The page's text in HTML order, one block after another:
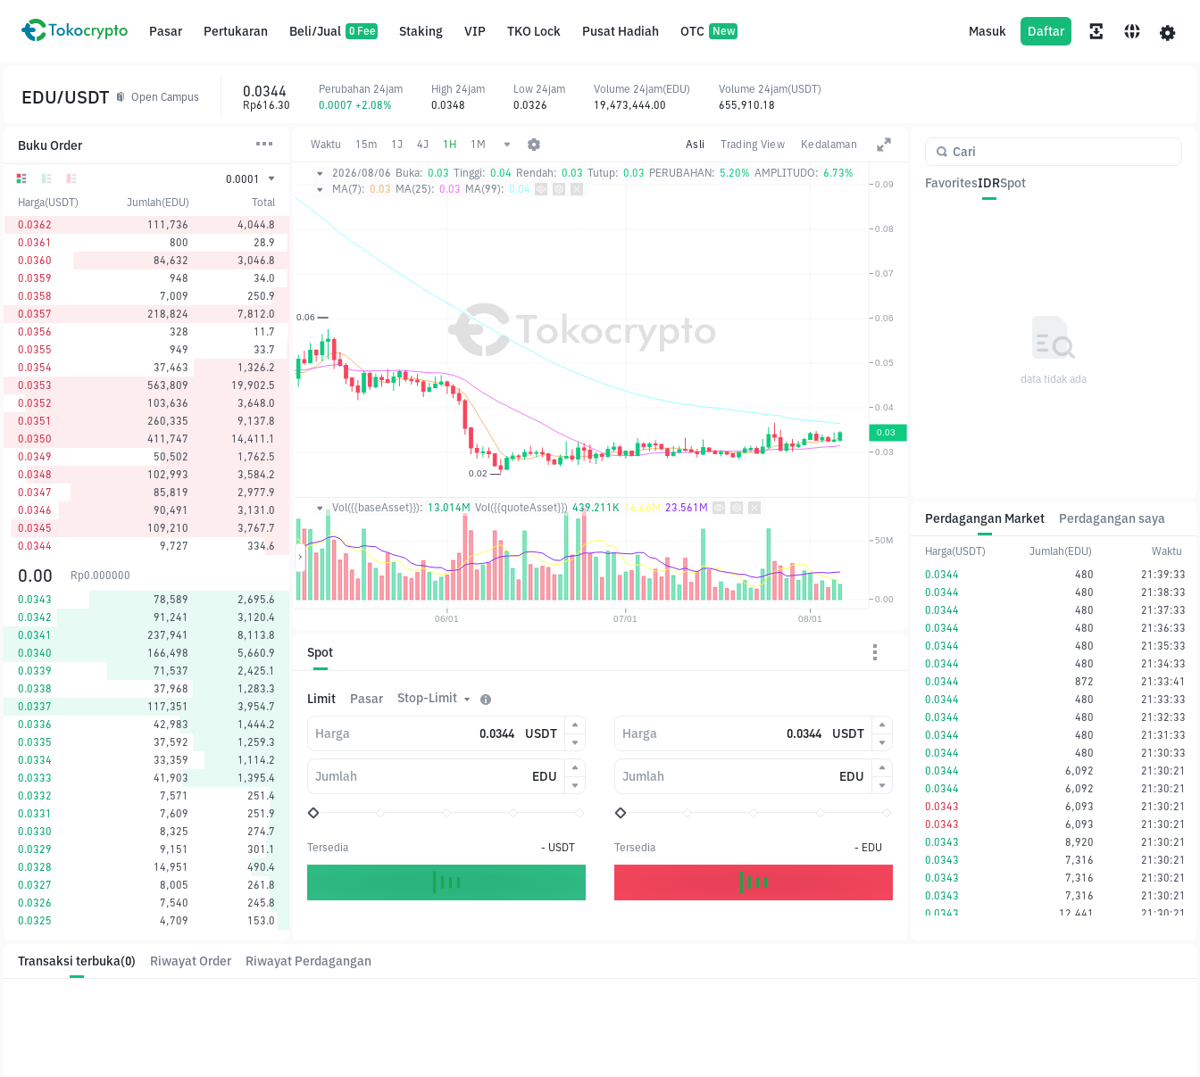
Pasar Pertukaran Beli/Jual 0 Fee Staking VIP TKO Lock Pusat Hadiah OTC New Masuk Daftar
Buku Order
0.0001
Harga(USDT)
Jumlah(EDU)
Total
0.0362
111,736
4,044.8
0.0361
800
28.9
0.0360
84,632
3,046.8
0.0359
948
34.0
0.0358
7,009
250.9
0.0357
218,824
7,812.0
0.0356
328
11.7
0.0355
949
33.7
0.0354
37,463
1,326.2
0.0353
563,809
19,902.5
0.0352
103,636
3,648.0
0.0351
260,335
9,137.8
0.0350
411,747
14,411.1
0.0349
50,502
1,762.5
0.0348
102,993
3,584.2
0.0347
85,819
2,977.9
0.0346
90,491
3,131.0
0.0345
109,210
3,767.7
0.0344
9,727 334.6
0.00 Rp0.000000
0.0343
78,589
2,695.6
0.0342
91,241
3,120.4
0.0341
237,941
8,113.8
0.0340
166,498
5,660.9
0.0339
71,537
2,425.1
0.0338
37,968
1,283.3
0.0337
117,351
3,954.7
0.0336
42,983
1,444.2
0.0335
37,592
1,259.3
0.0334
33,359
1,114.2
0.0333
41,903
1,395.4
0.0332
7,571
251.4
0.0331
7,609
251.9
0.0330
8,325
274.7
0.0329
9,151
301.1
0.0328
14,951
490.4
0.0327
8,005
261.8
0.0326
7,540
245.8
0.0325
4,709 153.0
Waktu 15m 1J 4J 1H 1M Asli Trading View Kedalaman
2026/08/06 Buka: 0.03 Tinggi: 0.04 Rendah: 0.03 Tutup: 0.03 PERUBAHAN: 5.20% AMPLITUDO: 6.73%
MA(7): 0.03 MA(25): 0.03 MA(99): 0.04
Vol({{baseAsset}}): 13.014M Vol({{quoteAsset}}) 439.211K 16.66M 23.561M
EDU/USDT Open Campus 0.0344
Rp616.30
Perubahan 24jam
0.0007 +2.08%
High 24jam
0.0348
Low 24jam
0.0326
Volume 24jam(EDU)
19,473,444.00
Volume 24jam(USDT)
655,910.18
Spot
Limit Pasar Stop-Limit
Harga USDT
Jumlah EDU
Tersedia - USDT
Harga USDT
Jumlah EDU
Tersedia - EDU
Perdagangan Market Perdagangan saya
Harga(USDT) Jumlah(EDU)
Waktu
0.0344
480
21:39:33
0.0344
480
21:38:33
0.0344
480
21:37:33
0.0344
480
21:36:33
0.0344
480
21:35:33
0.0344
480
21:34:33
0.0344
872
21:33:41
0.0344
480
21:33:33
0.0344
480
21:32:33
0.0344
480
21:31:33
0.0344
480
21:30:33
0.0344
6,092
21:30:21
0.0344
6,092
21:30:21
0.0343
6,093
21:30:21
0.0343
6,093
21:30:21
0.0343
8,920
21:30:21
0.0343
7,316
21:30:21
0.0343
7,316
21:30:21
0.0343
7,316
21:30:21
0.0343
12,441
21:30:21
FavoritesIDRSpot
data tidak ada
Transaksi terbuka(0) Riwayat Order Riwayat Perdagangan